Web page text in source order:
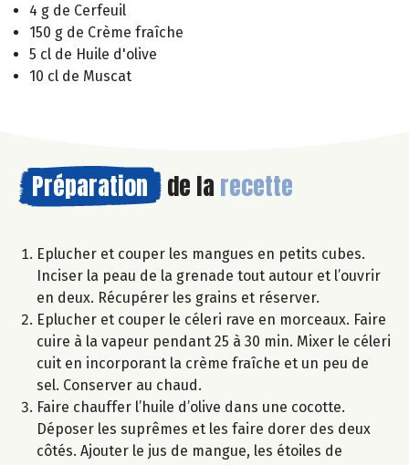
4 g de Cerfeuil
150 g de Crème fraîche
5 cl de Huile d'olive
10 cl de Muscat
Préparation de la recette
Eplucher et couper les mangues en petits cubes.
Inciser la peau de la grenade tout autour et l’ouvrir
en deux. Récupérer les grains et réserver.
Eplucher et couper le céleri rave en morceaux. Faire
cuire à la vapeur pendant 25 à 30 min. Mixer le céleri
cuit en incorporant la crème fraîche et un peu de
sel. Conserver au chaud.
Faire chauffer l’huile d’olive dans une cocotte.
Déposer les suprêmes et les faire dorer des deux
côtés. Ajouter le jus de mangue, les étoiles de